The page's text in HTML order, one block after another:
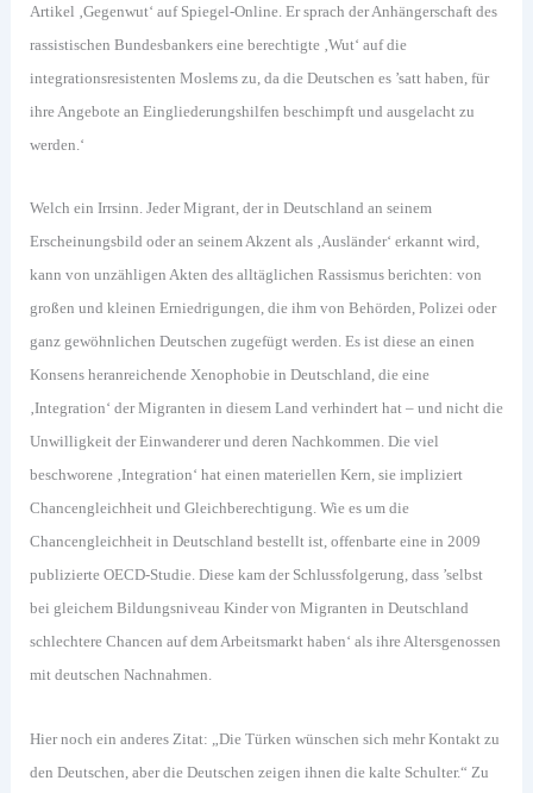
Artikel ‚Gegenwut‘ auf Spiegel-Online. Er sprach der Anhängerschaft des
rassistischen Bundesbankers eine berechtigte ‚Wut‘ auf die
integrationsresistenten Moslems zu, da die Deutschen es ’satt haben, für
ihre Angebote an Eingliederungshilfen beschimpft und ausgelacht zu
werden.‘
Welch ein Irrsinn. Jeder Migrant, der in Deutschland an seinem
Erscheinungsbild oder an seinem Akzent als ‚Ausländer‘ erkannt wird,
kann von unzähligen Akten des alltäglichen Rassismus berichten: von
großen und kleinen Erniedrigungen, die ihm von Behörden, Polizei oder
ganz gewöhnlichen Deutschen zugefügt werden. Es ist diese an einen
Konsens heranreichende Xenophobie in Deutschland, die eine
‚Integration‘ der Migranten in diesem Land verhindert hat – und nicht die
Unwilligkeit der Einwanderer und deren Nachkommen. Die viel
beschworene ‚Integration‘ hat einen materiellen Kern, sie impliziert
Chancengleichheit und Gleichberechtigung. Wie es um die
Chancengleichheit in Deutschland bestellt ist, offenbarte eine in 2009
publizierte OECD-Studie. Diese kam der Schlussfolgerung, dass ’selbst
bei gleichem Bildungsniveau Kinder von Migranten in Deutschland
schlechtere Chancen auf dem Arbeitsmarkt haben‘ als ihre Altersgenossen
mit deutschen Nachnahmen.
Hier noch ein anderes Zitat: „Die Türken wünschen sich mehr Kontakt zu
den Deutschen, aber die Deutschen zeigen ihnen die kalte Schulter.“ Zu